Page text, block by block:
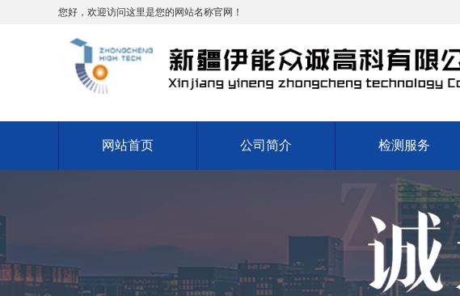
您好，欢迎访问这里是您的网站名称官网！
网站首页 公司简介 检测服务